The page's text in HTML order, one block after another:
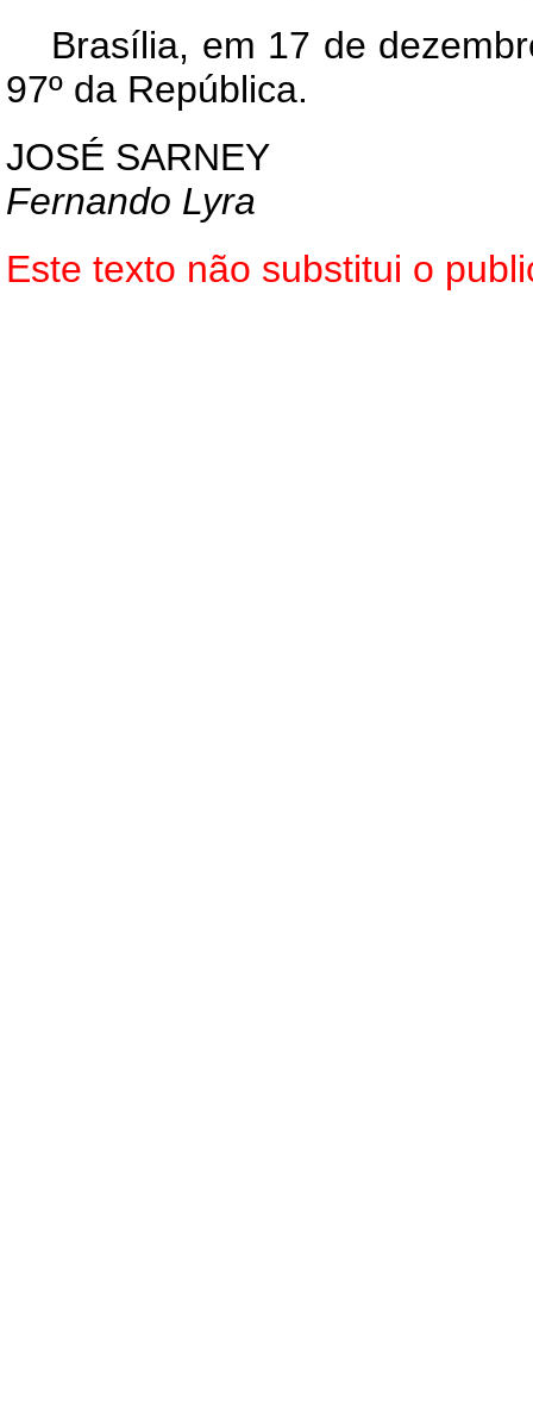
Brasília, em 17 de
97º da República.
JOSÉ SARNEY
Fernando Lyra
Este texto não substitui o